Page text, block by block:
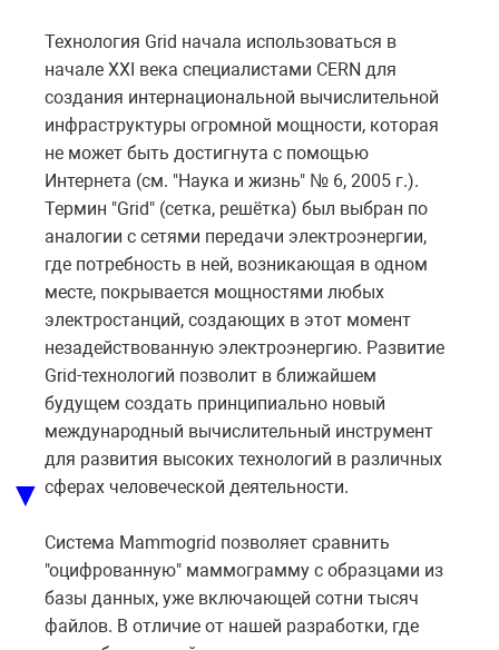
Технология Grid начала использоваться в
начале ХХI века специалистами CERN для
создания интернациональной вычислительной
инфраструктуры огромной мощности, которая
не может быть достигнута с помощью
Интернета (см. "Наука и жизнь" № 6, 2005 г.).
Термин "Grid" (сетка, решётка) был выбран по
аналогии с сетями передачи электроэнергии,
где потребность в ней, возникающая в одном
месте, покрывается мощностями любых
электростанций, создающих в этот момент
незадействованную электроэнергию. Развитие
Grid-технологий позволит в ближайшем
будущем создать принципиально новый
международный вычислительный инструмент
для развития высоких технологий в различных
сферах человеческой деятельности.
Система Mammogrid позволяет сравнить
"оцифрованную" маммограмму с образцами из
базы данных, уже включающей сотни тысяч
файлов. В отличие от нашей разработки, где
▼